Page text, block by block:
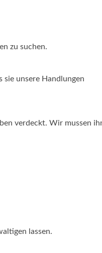
zu suchen.
sie unsere Handlungen
verdeckt. Wir mussen
lassen.